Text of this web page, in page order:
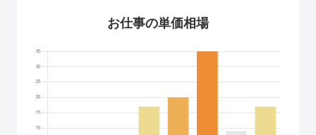
お仕事の単価相場